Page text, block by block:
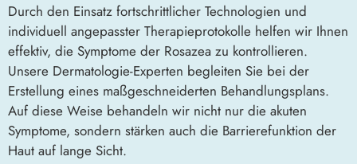
Durch den Einsatz fortschrittlicher Technologien und
individuell angepasster Therapieprotokolle helfen wir Ihnen
effektiv, die Symptome der Rosazea zu kontrollieren.
Unsere Dermatologie-Experten begleiten Sie bei der
Erstellung eines maßgeschneiderten Behandlungsplans.
Auf diese Weise behandeln wir nicht nur die akuten
Symptome, sondern stärken auch die Barrierefunktion der
Haut auf lange Sicht.